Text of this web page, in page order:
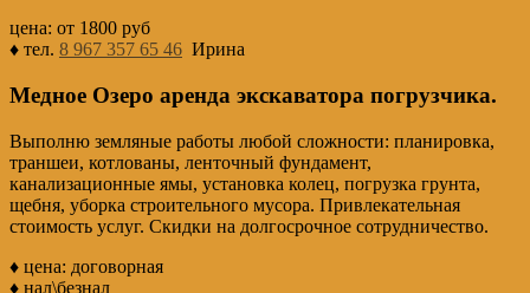
цена: от 1800 руб
♦ тел. 8 967 357 65 46 Ирина
Медное Озеро аренда экскаватора погрузчика.
Выполню земляные работы любой сложности: планировка,
траншеи, котлованы, ленточный фундамент,
канализационные ямы, установка колец, погрузка грунта,
щебня, уборка строительного мусора. Привлекательная
стоимость услуг. Скидки на долгосрочное сотрудничество.
♦ цена: договорная
♦ нал\безнал